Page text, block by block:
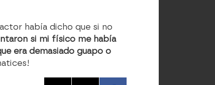
había dicho que si no
si mi físico me había
era demasiado guapo o